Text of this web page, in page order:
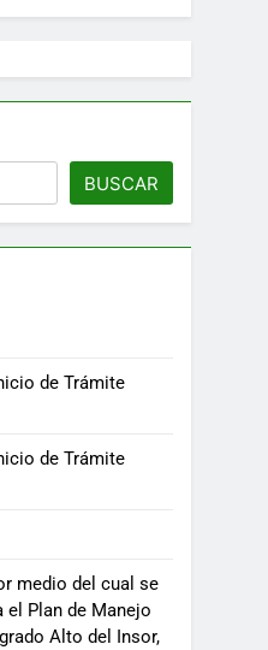
BUSCAR
de Trámite
de Trámite
medio del cual se
el Plan de Manejo
Alto del Insor,